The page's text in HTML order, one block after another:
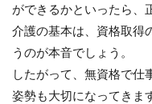
ができるかといったら、
介護の基本は、資格取得
うのが本音でしょう。
したがって、無資格で仕
姿勢も大切になってきま